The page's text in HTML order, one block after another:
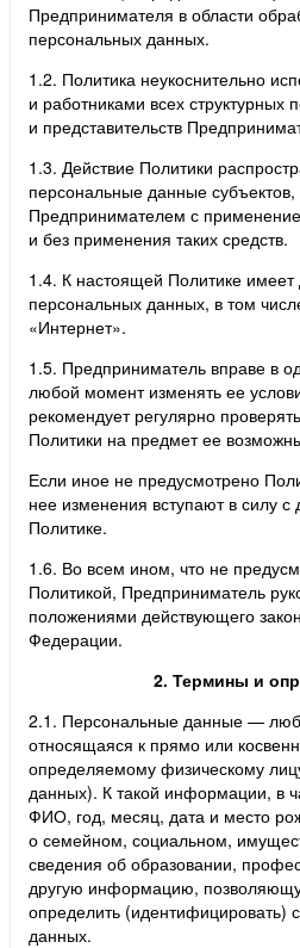
Предпринимателя в области
персональных данных.
1.2. Политика неукоснительно
и работниками всех
и представительств
1.3. Действие Политики
персональные данные
Предпринимателем с
и без применения таких средств.
1.4. К настоящей Политике имеет
персональных данных, в том
«Интернет».
1.5. Предприниматель вправе в
любой момент изменять ее
рекомендует регулярно
Политики на предмет ее
Если иное не предусмотрено
нее изменения вступают в силу с
Политике.
1.6. Во всем ином, что не
Политикой, Предприниматель
положениями действующего
Федерации.
2. Термины и
2.1. Персональные данные —
относящаяся к прямо или
определяемому физическому
данных). К такой информации, в
ФИО, год, месяц, дата и место
о семейном, социальном,
сведения об образовании,
другую информацию,
определить (идентифицировать)
данных.